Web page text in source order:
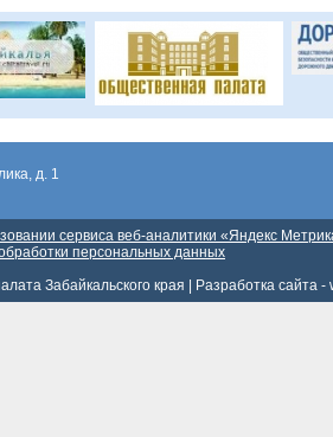
д. 1
сервиса веб-аналитики «Яндекс
персональных данных
Забайкальского края |
Разработка сайта -